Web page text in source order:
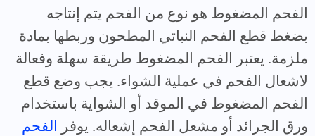
الفحم المضغوط هو نوع من الفحم يتم إنتاجه
بضغط قطع الفحم النباتي المطحون وربطها بمادة
ملزمة. يعتبر الفحم المضغوط طريقة سهلة وفعالة
لاشعال الفحم في عملية الشواء. يجب وضع قطع
الفحم المضغوط في الموقد أو الشواية باستخدام
ورق الجرائد أو مشعل الفحم إشعاله. يوفر
الفحم